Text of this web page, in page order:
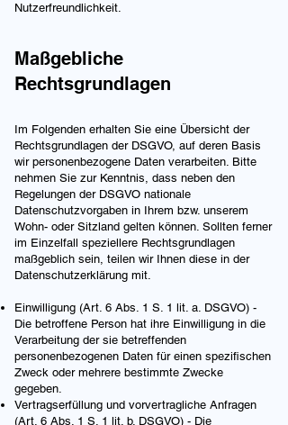
Nutzerfreundlichkeit.
Maßgebliche
Rechtsgrundlagen
Im Folgenden erhalten Sie eine Übersicht der
Rechtsgrundlagen der DSGVO, auf deren Basis
wir personenbezogene Daten verarbeiten. Bitte
nehmen Sie zur Kenntnis, dass neben den
Regelungen der DSGVO nationale
Datenschutzvorgaben in Ihrem bzw. unserem
Wohn- oder Sitzland gelten können. Sollten ferner
im Einzelfall speziellere Rechtsgrundlagen
maßgeblich sein, teilen wir Ihnen diese in der
Datenschutzerklärung mit.
Einwilligung (Art. 6 Abs. 1 S. 1 lit. a. DSGVO) -
Die betroffene Person hat ihre Einwilligung in die
Verarbeitung der sie betreffenden
personenbezogenen Daten für einen spezifischen
Zweck oder mehrere bestimmte Zwecke
gegeben.
Vertragserfüllung und vorvertragliche Anfragen
(Art. 6 Abs. 1 S. 1 lit. b. DSGVO) - Die